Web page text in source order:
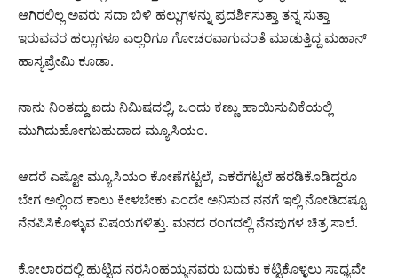
ಆಗಿರಲಿಲ್ಲ ಅವರು ಸದಾ ಬಿಳಿ ಹಲ್ಲುಗಳನ್ನು ಪ್ರದರ್ಶಿಸುತ್ತಾ ತನ್ನ ಸುತ್ತಾ
ಇರುವವರ ಹಲ್ಲುಗಳೂ ಎಲ್ಲರಿಗೂ ಗೋಚರವಾಗುವಂತೆ ಮಾಡುತ್ತಿದ್ದ ಮಹಾನ್
ಹಾಸ್ಯಪ್ರೇಮಿ ಕೂಡಾ.
ನಾನು ನಿಂತದ್ದು ಐದು ನಿಮಿಷದಲ್ಲಿ, ಒಂದು ಕಣ್ಣು ಹಾಯಿಸುವಿಕೆಯಲ್ಲಿ
ಮುಗಿದುಹೋಗಬಹುದಾದ ಮ್ಯೂಸಿಯಂ.
ಆದರೆ ಎಷ್ಟೋ ಮ್ಯೂಸಿಯಂ ಕೋಣೆಗಟ್ಟಲೆ, ಎಕರೆಗಟ್ಟಲೆ ಹರಡಿಕೊಡಿದ್ದರೂ
ಬೇಗ ಅಲ್ಲಿಂದ ಕಾಲು ಕೀಳಬೇಕು ಎಂದೇ ಅನಿಸುವ ನನಗೆ ಇಲ್ಲಿ ನೋಡಿದಷ್ಟೂ
ನೆನಪಿಸಿಕೊಳ್ಳುವ ವಿಷಯಗಳಿತ್ತು. ಮನದ ರಂಗದಲ್ಲಿ ನೆನಪುಗಳ ಚಿತ್ರ ಸಾಲೆ.
ಕೋಲಾರದಲ್ಲಿ ಹುಟ್ಟಿದ ನರಸಿಂಹಯ್ಯನವರು ಬದುಕು ಕಟ್ಟಿಕೊಳ್ಳಲು ಸಾಧ್ಯವೇ